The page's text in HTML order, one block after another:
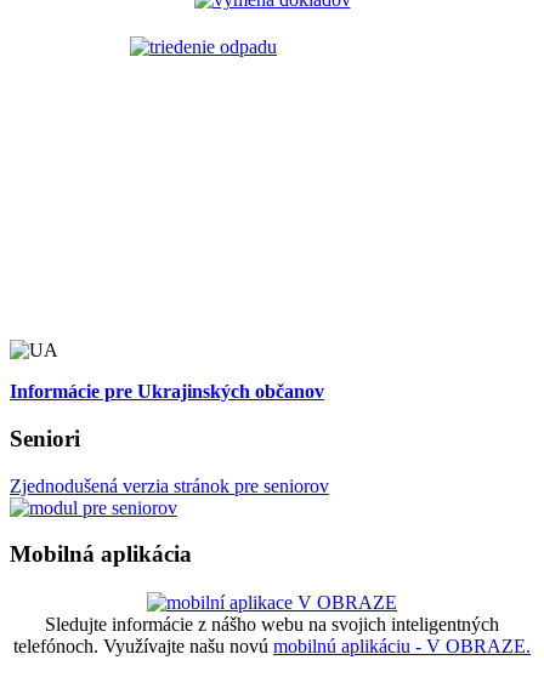
Informácie pre Ukrajinských občanov
Seniori
Zjednodušená verzia stránok pre seniorov
Mobilná aplikácia
Sledujte informácie z nášho webu na svojich inteligentných
telefónoch. Využívajte našu novú mobilnú aplikáciu - V OBRAZE.